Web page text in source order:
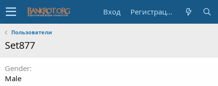
Вход Регистрация
Пользователи
Set877
Gender
Male